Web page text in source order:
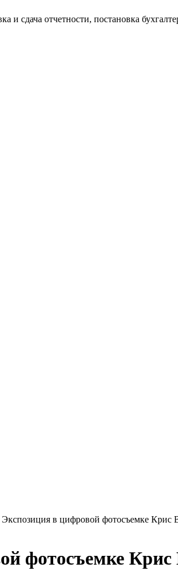
и сдача отчетности, постановка
Экспозиция в цифровой фотосъемке Крис
фотосъемке Крис